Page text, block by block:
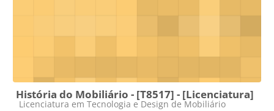
História do Mobiliário - [T8517] - [Licenciatura]
Course category
Licenciatura em Tecnologia e Design de Mobiliário